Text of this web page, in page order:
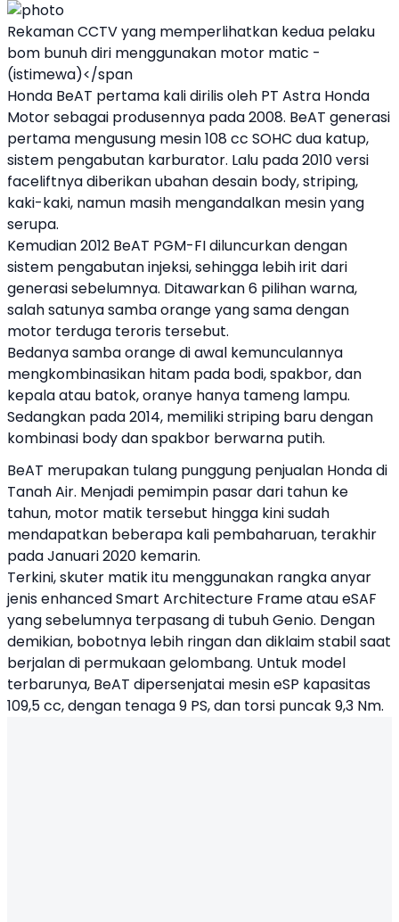
Rekaman CCTV yang memperlihatkan kedua pelaku
bom bunuh diri menggunakan motor matic -
(istimewa)</span
Honda BeAT pertama kali dirilis oleh PT Astra Honda
Motor sebagai produsennya pada 2008. BeAT generasi
pertama mengusung mesin 108 cc SOHC dua katup,
sistem pengabutan karburator. Lalu pada 2010 versi
faceliftnya diberikan ubahan desain body, striping,
kaki-kaki, namun masih mengandalkan mesin yang
serupa.
Kemudian 2012 BeAT PGM-FI diluncurkan dengan
sistem pengabutan injeksi, sehingga lebih irit dari
generasi sebelumnya. Ditawarkan 6 pilihan warna,
salah satunya samba orange yang sama dengan
motor terduga teroris tersebut.
Bedanya samba orange di awal kemunculannya
mengkombinasikan hitam pada bodi, spakbor, dan
kepala atau batok, oranye hanya tameng lampu.
Sedangkan pada 2014, memiliki striping baru dengan
kombinasi body dan spakbor berwarna putih.
BeAT merupakan tulang punggung penjualan Honda di
Tanah Air. Menjadi pemimpin pasar dari tahun ke
tahun, motor matik tersebut hingga kini sudah
mendapatkan beberapa kali pembaharuan, terakhir
pada Januari 2020 kemarin.
Terkini, skuter matik itu menggunakan rangka anyar
jenis enhanced Smart Architecture Frame atau eSAF
yang sebelumnya terpasang di tubuh Genio. Dengan
demikian, bobotnya lebih ringan dan diklaim stabil saat
berjalan di permukaan gelombang. Untuk model
terbarunya, BeAT dipersenjatai mesin eSP kapasitas
109,5 cc, dengan tenaga 9 PS, dan torsi puncak 9,3 Nm.